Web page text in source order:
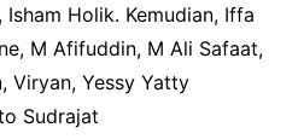
Isham Holik. Kemudian, Iffa
M Afifuddin, M Ali Safaat,
Viryan, Yessy Yatty
Sudrajat